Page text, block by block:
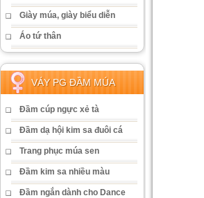
Giày múa, giày biểu diễn
Áo tứ thân
VÁY PG ĐẦM MÚA
Đầm cúp ngực xẻ tà
Đầm dạ hội kim sa đuôi cá
Trang phục múa sen
Đầm kim sa nhiều màu
Đầm ngắn dành cho Dance